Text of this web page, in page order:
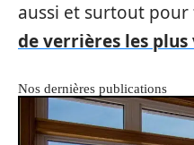
aussi et surtout
de verrières les plus
Nos dernières publications